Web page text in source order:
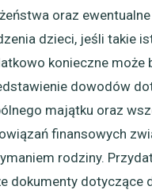
oraz
dzieci, jeśli takie
konieczne może
dowodów
majątku oraz
finansowych
rodziny.
dokumenty dotyczące